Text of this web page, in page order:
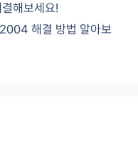
해보세요!
해결 방법 알아보